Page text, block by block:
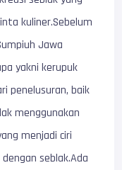
kuliner.Sebelum
Jawa
yakni kerupuk
penelusuran, baik
menggunakan
menjadi ciri
seblak.Ada